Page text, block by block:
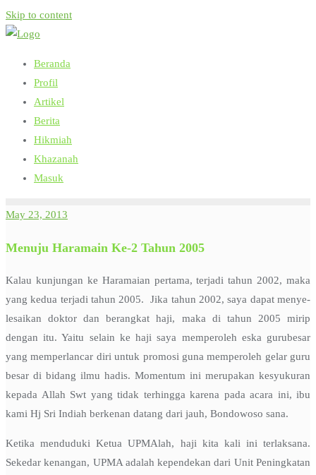
Skip to content
Beranda
Profil
Artikel
Berita
Hikmiah
Khazanah
Masuk
May 23, 2013
Menuju Haramain Ke-2 Tahun 2005
Kalau kunjungan ke Haramaian pertama, terjadi tahun 2002, maka
yang kedua terjadi tahun 2005. Jika tahun 2002, saya dapat menye-
lesaikan doktor dan berangkat haji, maka di tahun 2005 mirip
dengan itu. Yaitu selain ke haji saya memperoleh eska gurubesar
yang memperlancar diri untuk promosi guna memperoleh gelar guru
besar di bidang ilmu hadis. Momentum ini merupakan kesyukuran
kepada Allah Swt yang tidak terhingga karena pada acara ini, ibu
kami Hj Sri Indiah berkenan datang dari jauh, Bondowoso sana.
Ketika menduduki Ketua UPMAlah, haji kita kali ini terlaksana.
Sekedar kenangan, UPMA adalah kependekan dari Unit Peningkatan